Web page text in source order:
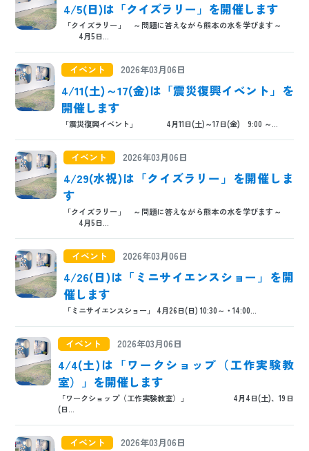
4/5(日)は「クイズラリー」を開催します
「クイズラリー」 ～問題に答えながら熊本の水を学びます～
4月5日...
イベント 2026年03月06日
4/11(土)～17(金)は「震災復興イベント」を
開催します
「震災復興イベント」 4月11日(土)～17日(金) 9:00 ～...
イベント 2026年03月06日
4/29(水祝)は「クイズラリー」を開催しま
す
「クイズラリー」 ～問題に答えながら熊本の水を学びます～
4月5日...
イベント 2026年03月06日
4/26(日)は「ミニサイエンスショー」を開
催します
「ミニサイエンスショー」 4月26日(日) 10:30～・14:00...
イベント 2026年03月06日
4/4(土)は「ワークショップ（工作実験教
室）」を開催します
「ワークショップ（工作実験教室）」 4月4日(土)、19日
(日...
イベント 2026年03月06日